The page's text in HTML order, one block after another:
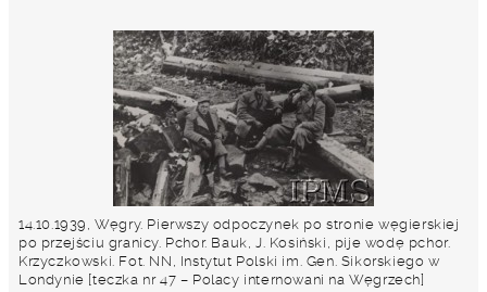
14.10.1939, Węgry. Pierwszy odpoczynek po stronie węgierskiej
po przejściu granicy. Pchor. Bauk, J. Kosiński, pije wodę pchor.
Krzyczkowski. Fot. NN, Instytut Polski im. Gen. Sikorskiego w
Londynie [teczka nr 47 – Polacy internowani na Węgrzech]